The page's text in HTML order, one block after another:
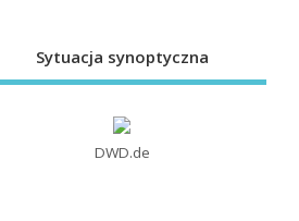
Sytuacja synoptyczna
DWD.de